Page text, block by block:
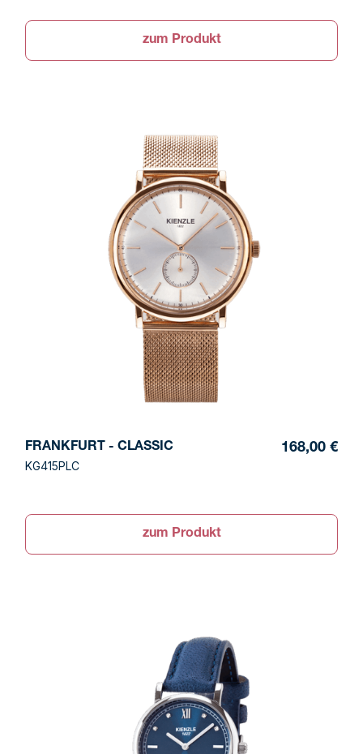
zum Produkt
FRANKFURT - CLASSIC
KG415PLC
168,00 €
zum Produkt